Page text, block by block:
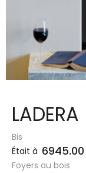
LADERA
Bis
Était à 6945.00
Foyers au bois